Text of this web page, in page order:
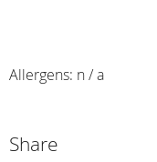
Allergens: n / a
Share